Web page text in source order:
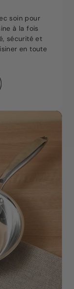
soin pour
à la fois
sécurité et
en toute